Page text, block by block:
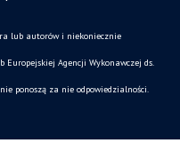
lub autorów i niekoniecznie
Agencji Wykonawczej ds.
ponoszą za nie odpowiedzialności.